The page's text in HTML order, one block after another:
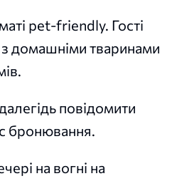
pet-friendly. Гості
домашніми тваринами
повідомити
бронювання.
на вогні на